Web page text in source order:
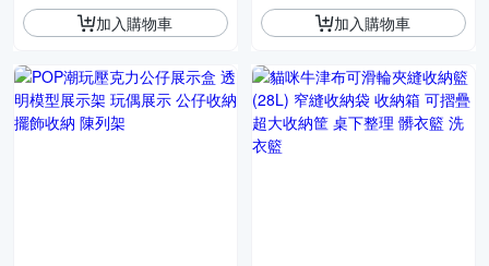
加入購物車 加入購物車